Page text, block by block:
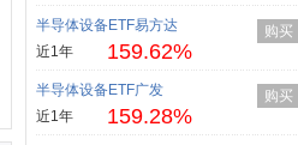
半导体设备ETF易方达
近1年
159.62%
购买
半导体设备ETF广发
近1年
159.28%
购买